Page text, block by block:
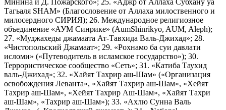
Тагьаля SHAM» (Благословение от Аллаха милоственного и
милосердного СИРИЯ); 26. Международное религиозное
объединение «АУМ Синрике» (AumShinrikyo, AUM, Aleph);
27. «Муджахеды джамаата Ат-Тавхида Валь-Джихад»; 28.
«Чистопольский Джамаат»; 29. «Рохнамо ба суи давлати
исломи» («Путеводитель в исламское государство»); 30.
Террористическое сообщество «Сеть»; 31. «Катиба Таухид
валь-Джихад»; 32. «Хайят Тахрир аш-Шам» («Организация
освобождения Леванта», «Хайят Тахрир аш-Шам», «Хейят
Тахрир аш-Шам», «Хейят Тахрир Аш-Шам», «Хайят Тахри
аш-Шам», «Тахрир аш-Шам»); 33. «Ахлю Сунна Валь